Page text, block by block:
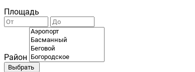
Площадь
Район
Выбрать